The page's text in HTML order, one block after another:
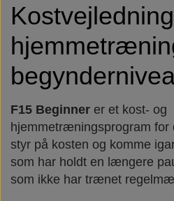
F15 Beginner er et kost- og
hjemmetræningsprogram for
styr på kosten og komme
som har holdt en længere
som ikke har trænet